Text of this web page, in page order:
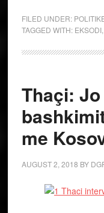
FILED UNDER:
TAGGED WITH: EKSODI,
Thaçi:
me
AUGUST 2, 2018 BY